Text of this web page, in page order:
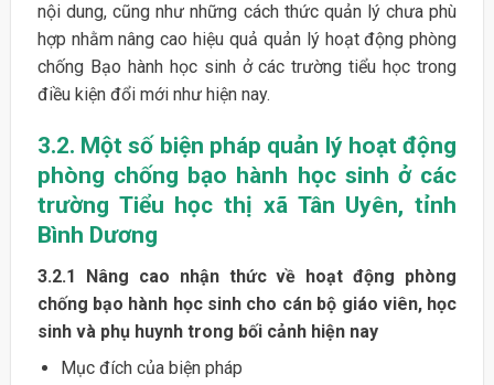
nội dung, cũng như những cách thức quản lý chưa phù
hợp nhằm nâng cao hiệu quả quản lý hoạt động phòng
chống Bạo hành học sinh ở các trường tiểu học trong
điều kiện đổi mới như hiện nay.
3.2. Một số biện pháp quản lý hoạt động
phòng chống bạo hành học sinh ở các
trường Tiểu học thị xã Tân Uyên, tỉnh
Bình Dương
3.2.1 Nâng cao nhận thức về hoạt động phòng
chống bạo hành học sinh cho cán bộ giáo viên, học
sinh và phụ huynh trong bối cảnh hiện nay
Mục đích của biện pháp